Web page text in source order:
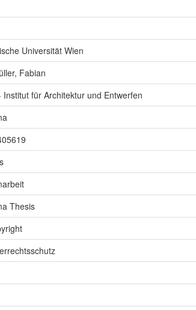
Universität Wien
Fabian
Institut für Architektur und Entwerfen
Thesis